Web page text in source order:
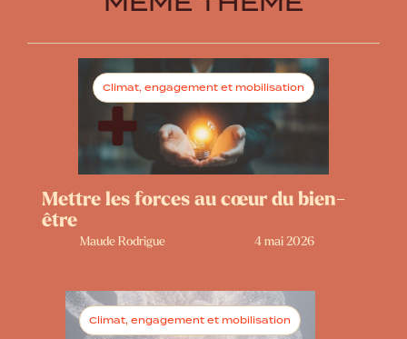
Climat, engagement et mobilisation
Mettre les forces au cœur du bien-
être
Maude Rodrigue 4 mai 2026
Climat, engagement et mobilisation